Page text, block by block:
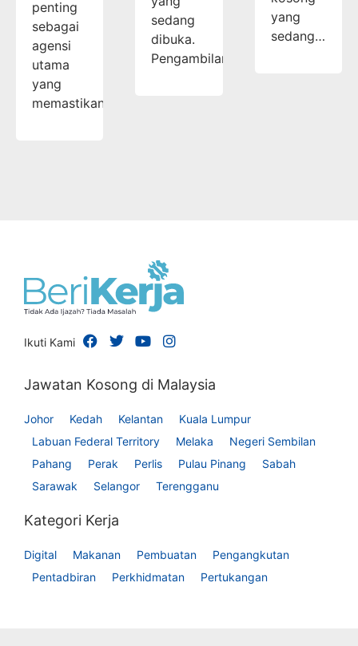
penting
sebagai
agensi
utama
yang
memastikan…
sedang
dibuka.
Pengambilan…
yang
sedang…
Ikuti Kami
Jawatan Kosong di Malaysia
Johor Kedah Kelantan
Kuala Lumpur
Labuan Federal Territory
Melaka
Negeri Sembilan
Pahang
Perak Perlis Pulau Pinang
Sabah
Sarawak
Selangor Terengganu
Kategori Kerja
Digital Makanan Pembuatan
Pengangkutan
Pentadbiran
Perkhidmatan Pertukangan